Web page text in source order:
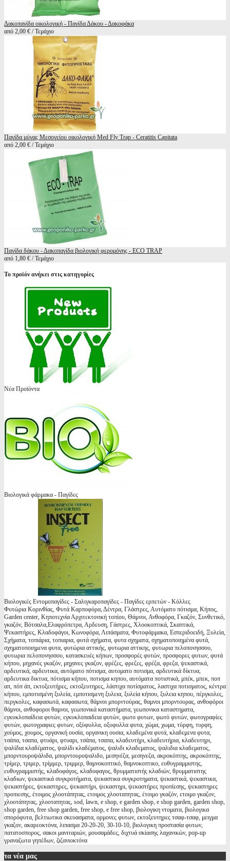
Δακοπαγίδα οικολογική - Παγίδα Δάκου - Δακοφάκα
από 2,00 € / Τεμάχιο
Παγίδα μύγας Μεσογείου οικολογική Med Fly Trap - Ceratitis Capitata
από 2,00 € / Τεμάχιο
Παγίδα δάκου - Δακοπαγίδα βιολογική φερομόνης - ECO TRAP
από 1,80 € / Τεμάχιο
Το προϊόν ανήκει στις κατηγορίες
Νέα Προϊόντα
Βιολογικά φάρμακα - Παγίδες
Βιολογικές Εντομοπαγίδες - Σαλιγκαροπαγίδες - Παγίδες ερπετών - Κόλλες
Φυτώρια Κορινθίας, Φυτά Καρποφόρα, Δέντρα, Γλάστρες, Αυτόματο πότισμα, Κήπος,
Garden center, Κηποτεχνία Αρχιτεκτονική τοπίου, Θάμνοι, Ανθοφόρα, Γκαζόν, Συνθετικό,
γκαζόν, Βότσαλα,Ελαφρόπετρα, Αρδευση, Γάστρες, Χλοοκοπτικά, Σκαπτικά,
Ψεκαστήρες, Κλαδοφάγοι, Κωνοφόρα, Λιπάσματα, Φυτοφάρμακα, Εσπεριδοειδή, Ξυλεία,
Σχήματα, τοπιάρια, τοπιαρια, φυτά σχήματα, φυτα σχηματα, σχηματοποιημένα φυτά,
σχηματοποιημενα φυτα, φυτώρια αττικής, φυτωρια αττικης, φυτωρια πελοπονησσου,
φυτωρια πελοπονησσου, κατασκευές κήπων, προσφορές φυτών, προσφορες φυτων, φυτά
κήπου, μηχανές γκαζόν, μηχανες γκαζον, φρέζες, φρεζες, φρέζα, φρεζα, ψεκαστικά,
αρδευτικά, αρδευτικα, αυτόματο πότισμα, αυτοματο ποτισμα, αρδευτικά δίκτυα,
αρδευτικα δικτυα, πότισμα κήπου, ποτισμα κηπου, αυτόματα ποτιστικά, μπέκ, μπεκ, ποπ
απ, πόπ άπ, εκτοξευτήρες, εκτοξευτηρες, λάστιχα ποτίσματος, λαστιχα ποτισματος, κέντρα
κήπου, εμποτισμένη ξυλεία, εμποτισμενη ξυλεια, ξυλεία κήπου, ξυλεια κηπου, πέργκολες,
περγκολες, καφασωτά, καφασωτα, θάμνοι μπορντούρας, θαμνοι μπορντουρας, ανθοφόροι
θάμνοι, ανθοφοροι θαμνοι, γεωπονικά καταστήματα, γεωπονικα καταστηματα,
εγκυκλοπαίδεια φυτών, εγκυκλοπαιδεια φυτών, φωτο φυτων, φωτό φυτών, φωτογραφίες
φυτών, φωτογραφιες φυτων, οξύφυλλα, οξυφυλλα φυτα, χώμα, χωμα, τύρφη, τυρφη,
χούμος, χουμος, οργανική ουσία, οργανικη ουσια, κλαδεμένα φυτά, κλαδεμενα φυτα,
τσάπα, τσαπα, φτυάρι, φτυαρι, τσάπα, τσαπα, κλαδευτήρι, κλαδευτήρια, κλαδευτηρι,
ψαλίδια κλαδέματος, ψαλίδι κλαδέματος, ψαλιδι κλαδεματος, ψαλιδια κλαδεματος,
μπορντουροψάλιδα, μπορντουροψαλιδο, μεσηνέζα, μεσηνεζα, ακροκόπτης, ακροκόπτης,
τρίμερ, τριμερ, τρίμμερ, τριμμερ, θαμνοκοπτικό, θαμνοκοπτικο, ευθυγραμμιστης,
ευθυγραμμιστής, κλαδοφάγος, κλαδοφαγος, θρυμματιστής κλαδιών, θρυμματιστης
κλαδιων, ψεκαστικά συγκροτήματα, ψεκαστικα συγκροτηματα, ψεκαστικά, ψεκαστικα,
ψεκαστήρες, ψεκαστηρες, ψεκαστήρι, ψεκαστηρι, ψεκαστήρες προπίεσης, ψεκαστηρες
προπιεσης, έτοιμος χλοοτάπητας, ετοιμος χλοοταπητας, έτοιμο γκαζόν, ετοιμο γκαζον,
χλοοτάπητας, χλοοταπητας, sod, lawn, e shop, e garden shop, e shop garden, garden shop,
shop garden, free shop garden, free shop, e free shop, βιολογικη ντοματα, βιολογικα
σπορόφυτα, βελτιωτικα σκευασματα, ορμονες φυτων, εκτοξευτηρες τσαφ-τσαφ, μειγμα
γκαζον, ακαρεοκτόνα, λιπασμα 20-20-20, 30-10-10, βιολογικη προστασία φυτων,
πατατοσπορος, σακοι μανιταριών, μουσαμάδες, διχτυά σκίασης λαχανικών, pop-up
γραναζωτα γηπέδων, ζιζανιοκτόνα
τα νέα μας